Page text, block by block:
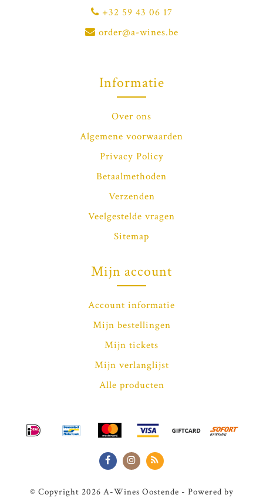
+32 59 43 06 17
order@a-wines.be
Informatie
Over ons
Algemene voorwaarden
Privacy Policy
Betaalmethoden
Verzenden
Veelgestelde vragen
Sitemap
Mijn account
Account informatie
Mijn bestellingen
Mijn tickets
Mijn verlanglijst
Alle producten
© Copyright 2026 A-Wines Oostende - Powered by